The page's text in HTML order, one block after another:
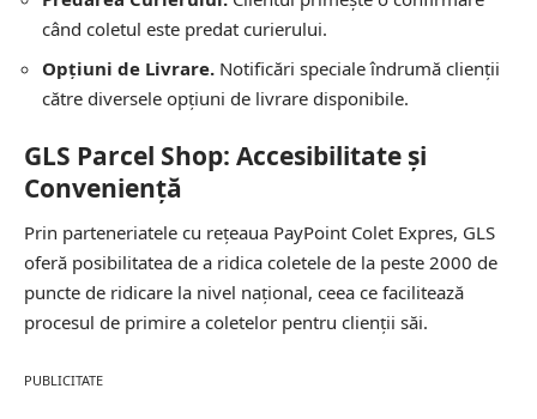
când coletul este predat curierului.
Opțiuni de Livrare. Notificări speciale îndrumă clienții
către diversele opțiuni de livrare disponibile.
GLS Parcel Shop: Accesibilitate și
Conveniență
Prin parteneriatele cu rețeaua PayPoint Colet Expres, GLS
oferă posibilitatea de a ridica coletele de la peste 2000 de
puncte de ridicare la nivel național, ceea ce facilitează
procesul de primire a coletelor pentru clienții săi.
PUBLICITATE